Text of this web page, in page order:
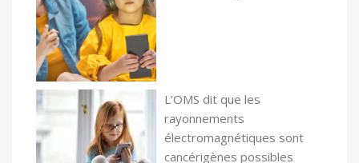
L’OMS dit que les
rayonnements
électromagnétiques sont
cancérigènes possibles